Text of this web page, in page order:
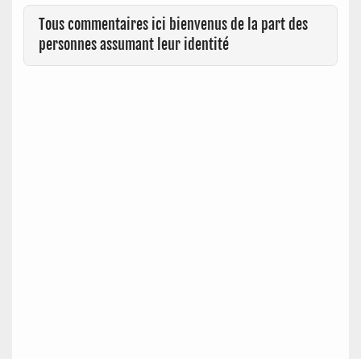
Tous commentaires ici bienvenus de la part des
personnes assumant leur identité